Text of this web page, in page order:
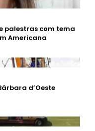
palestras com tema
Americana
d’Oeste